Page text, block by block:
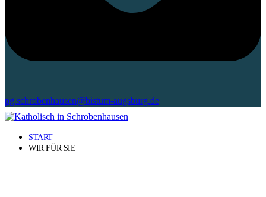
pg.schrobenhausen@bistum-augsburg.de
START
WIR FÜR SIE